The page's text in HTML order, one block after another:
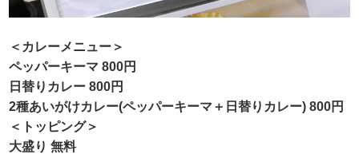
＜カレーメニュー＞
ペッパーキーマ 800円
日替りカレー 800円
2種あいがけカレー(ペッパーキーマ＋日替りカレー) 800円
＜トッピング＞
大盛り 無料